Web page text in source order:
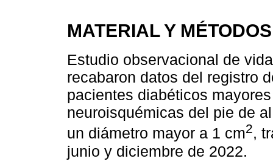
MATERIAL Y MÉTODOS
Estudio observacional de
recabaron datos del registro
pacientes diabéticos
neuroisquémicas del pie de
un diámetro mayor a 1 cm2,
junio y diciembre de 2022.